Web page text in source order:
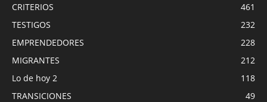
CRITERIOS
461
TESTIGOS
232
EMPRENDEDORES
228
MIGRANTES
212
Lo de hoy 2
118
TRANSICIONES
49